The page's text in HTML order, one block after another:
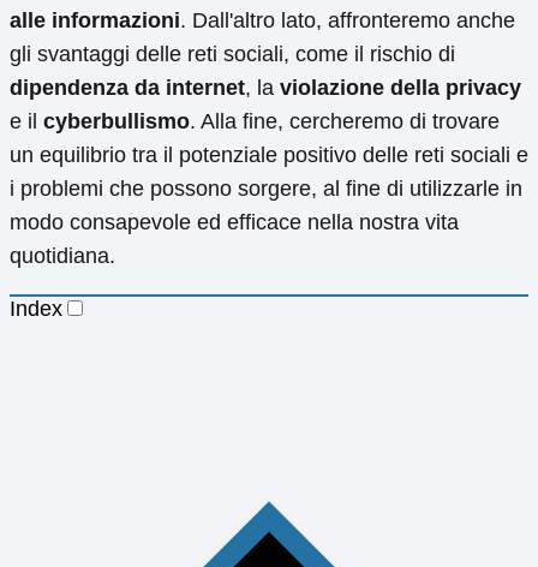
alle informazioni. Dall'altro lato, affronteremo anche
gli svantaggi delle reti sociali, come il rischio di
dipendenza da internet, la violazione della privacy
e il cyberbullismo. Alla fine, cercheremo di trovare
un equilibrio tra il potenziale positivo delle reti sociali e
i problemi che possono sorgere, al fine di utilizzarle in
modo consapevole ed efficace nella nostra vita
quotidiana.
Index